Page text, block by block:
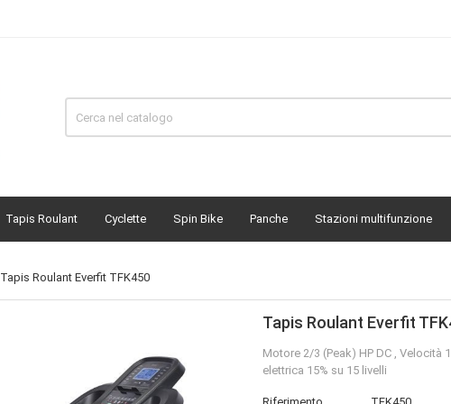
Tapis Roulant Cyclette Spin Bike Panche Stazioni multifunzione
Tapis Roulant Everfit TFK450
Tapis Roulant Everfit
Motore 2/3 (Peak) HP DC , Velocità
elettrica 15% su 15 livelli